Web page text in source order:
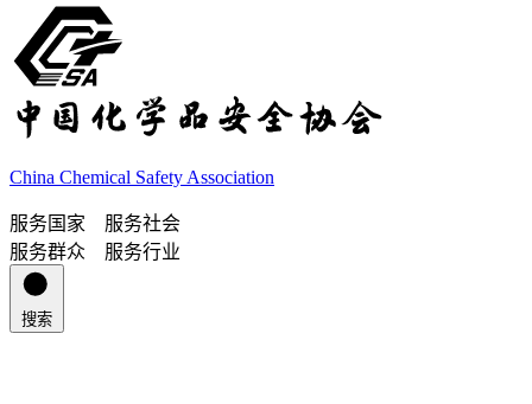
China Chemical Safety Association
服务国家 服务社会
服务群众 服务行业
搜索